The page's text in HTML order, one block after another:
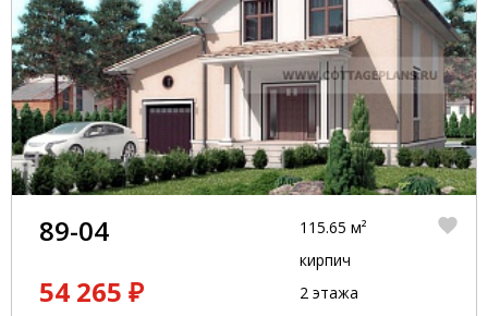
89-04
54 265 ₽
115.65 м²
кирпич
2 этажа